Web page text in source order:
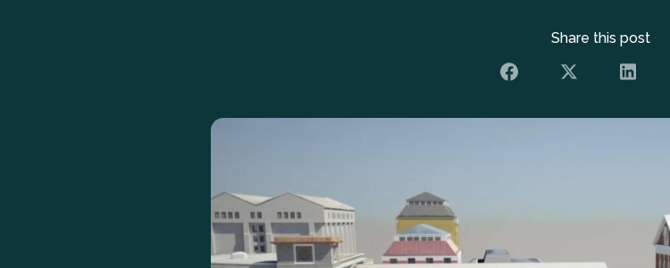
Share this post